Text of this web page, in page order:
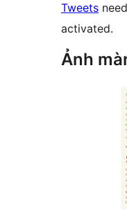
Tweets
activated.
Ảnh